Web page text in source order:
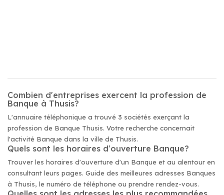
Combien d'entreprises exercent la profession de
Banque à Thusis?
L'annuaire téléphonique a trouvé 3 sociétés exerçant la
profession de Banque Thusis. Votre recherche concernait
l'activité Banque dans la ville de Thusis.
Quels sont les horaires d'ouverture Banque?
Trouver les horaires d'ouverture d'un Banque et au alentour en
consultant leurs pages. Guide des meilleures adresses Banques
à Thusis, le numéro de téléphone ou prendre rendez-vous.